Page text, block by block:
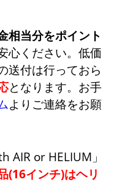
相当分をポイント
心ください。低価
送付は行っておら
となります。お手
よりご連絡をお願
AIR or HELIUM」
(16インチ)はヘリ